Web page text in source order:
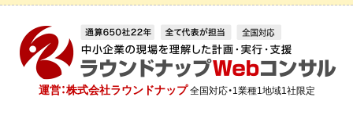
運営：株式会社ラウンドナップ 全国対応・1業種1地域1社限定